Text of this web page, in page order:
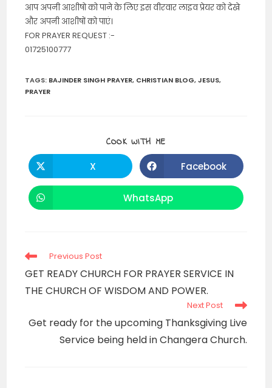
आप अपनी आशीषो को पाने के लिए इस वीरवार लाइव प्रेयर को देखे
और अपनी आशीषों को पाएं।
FOR PRAYER REQUEST :-
01725100777
TAGS: BAJINDER SINGH PRAYER, CHRISTIAN BLOG, JESUS,
PRAYER
COOK WITH ME
Opens
in
a
X Opens
in
a
Facebook
Opens
in
WhatsApp
Read
articles
Previous Post
GET READY CHURCH FOR PRAYER SERVICE IN
THE CHURCH OF WISDOM AND POWER.
Next Post
Get ready for the upcoming Thanksgiving Live
Service being held in Changera Church.